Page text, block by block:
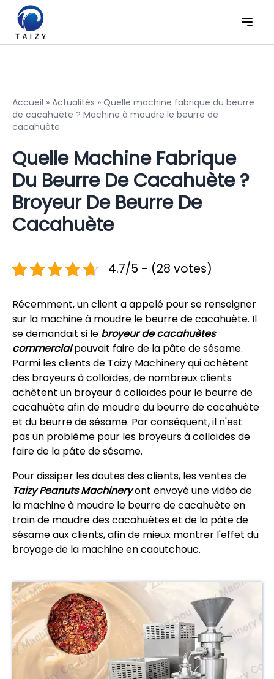
Accueil » Actualités » Quelle machine fabrique du beurre
de cacahuète ? Machine à moudre le beurre de
cacahuète
Quelle Machine Fabrique
Du Beurre De Cacahuète ?
Broyeur De Beurre De
Cacahuète
4.7/5 - (28 votes)
Récemment, un client a appelé pour se renseigner
sur la machine à moudre le beurre de cacahuète. Il
se demandait si le broyeur de cacahuètes
commercialpouvait faire de la pâte de sésame.
Parmi les clients de Taizy Machinery qui achètent
des broyeurs à colloïdes, de nombreux clients
achètent un broyeur à colloïdes pour le beurre de
cacahuète afin de moudre du beurre de cacahuète
et du beurre de sésame. Par conséquent, il n'est
pas un problème pour les broyeurs à colloïdes de
faire de la pâte de sésame.
Pour dissiper les doutes des clients, les ventes de
Taizy Peanuts Machineryont envoyé une vidéo de
la machine à moudre le beurre de cacahuète en
train de moudre des cacahuètes et de la pâte de
sésame aux clients, afin de mieux montrer l'effet du
broyage de la machine en caoutchouc.